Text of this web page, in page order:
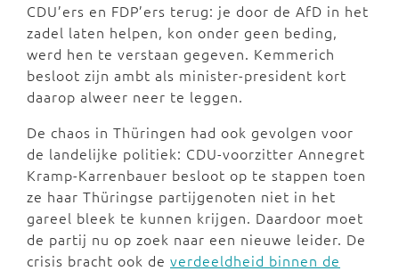
CDU’ers en FDP’ers terug: je door de AfD in het
zadel laten helpen, kon onder geen beding,
werd hen te verstaan gegeven. Kemmerich
besloot zijn ambt als minister-president kort
daarop alweer neer te leggen.
De chaos in Thüringen had ook gevolgen voor
de landelijke politiek: CDU-voorzitter Annegret
Kramp-Karrenbauer besloot op te stappen toen
ze haar Thüringse partijgenoten niet in het
gareel bleek te kunnen krijgen. Daardoor moet
de partij nu op zoek naar een nieuwe leider. De
crisis bracht ook de verdeeldheid binnen de